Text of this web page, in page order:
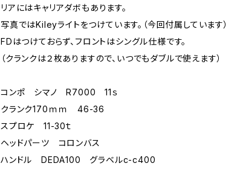
リアにはキャリアダボもあります。
写真ではKileyライトをつけています。（今回付属しています）
FDはつけておらず、フロントはシングル仕様です。
（クランクは２枚ありますので、いつでもダブルで使えます）
コンポ シマノ R7000 11ｓ
クランク170ｍｍ 46-36
スプロケ 11-30ｔ
ヘッドパーツ コロンバス
ハンドル DEDA100 グラベルc-c400